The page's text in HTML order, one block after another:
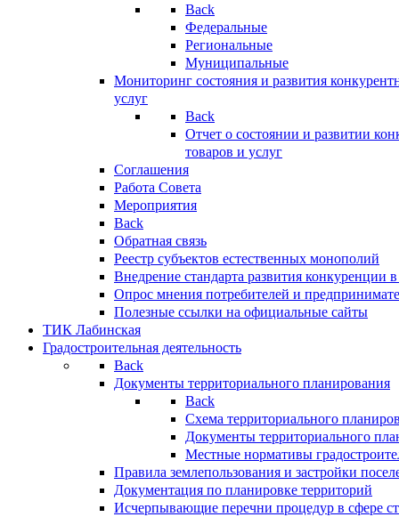
Back
Федеральные
Региональные
Муниципальные
Мониторинг состояния и развития
услуг
Back
Отчет о состоянии и развитии
товаров и услуг
Соглашения
Работа Совета
Мероприятия
Back
Обратная связь
Реестр субъектов естественных монополий
Внедрение стандарта развития конкуренции
Опрос мнения потребителей и
Полезные ссылки на официальные сайты
ТИК Лабинская
Градостроительная деятельность
Back
Документы территориального планирования
Back
Схема территориального
Документы территориального
Местные нормативы
Правила землепользования и застройки
Документация по планировке территорий
Исчерпывающие перечни процедур в сфере